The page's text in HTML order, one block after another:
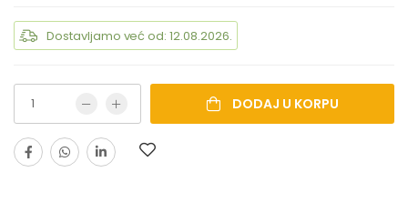
Dostavljamo već od: 12.08.2026.
DODAJ U KORPU